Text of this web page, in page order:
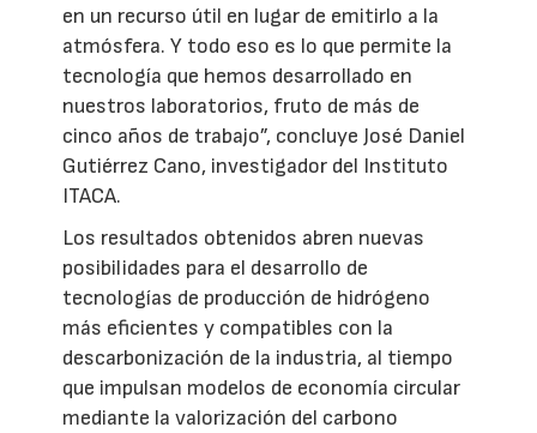
en un recurso útil en lugar de emitirlo a la
atmósfera. Y todo eso es lo que permite la
tecnología que hemos desarrollado en
nuestros laboratorios, fruto de más de
cinco años de trabajo”, concluye José Daniel
Gutiérrez Cano, investigador del Instituto
ITACA.
Los resultados obtenidos abren nuevas
posibilidades para el desarrollo de
tecnologías de producción de hidrógeno
más eficientes y compatibles con la
descarbonización de la industria, al tiempo
que impulsan modelos de economía circular
mediante la valorización del carbono